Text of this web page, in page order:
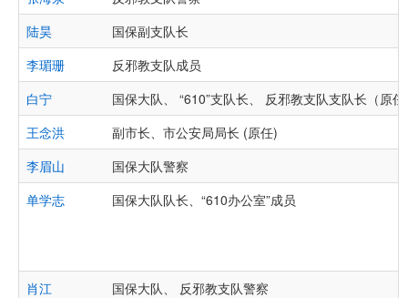
陆昊
国保副支队长
李瑂珊
反邪教支队成员
白宁
国保大队、 “610”支队长、 反邪教支队支队长（原
王念洪
副市长、市公安局局长 (原任)
李眉山
国保大队警察
单学志
国保大队队长、“610办公室”成员
肖江
国保大队、 反邪教支队警察